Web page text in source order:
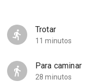
Trotar
11 minutos
Para caminar
28 minutos